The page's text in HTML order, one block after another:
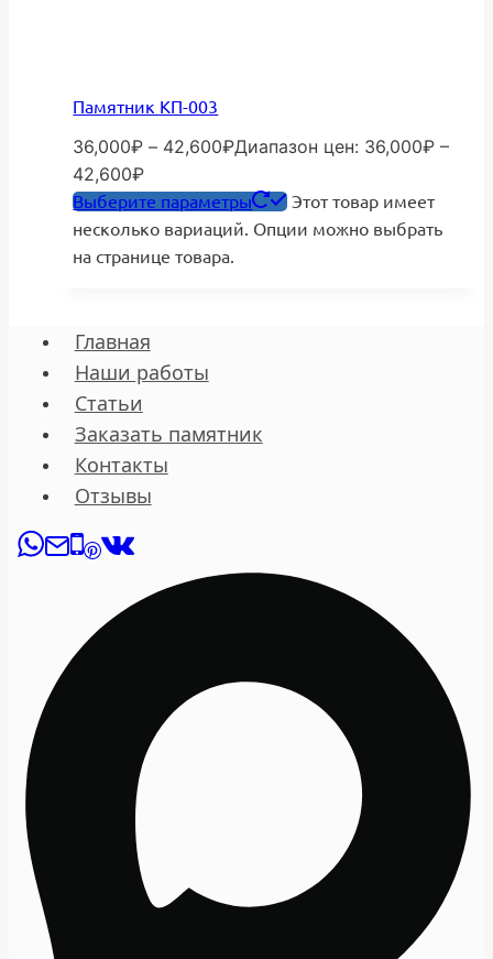
Памятник КП-003
36,000₽ – 42,600₽Диапазон цен: 36,000₽ –
42,600₽
Выберите параметры
Этот товар имеет
несколько вариаций. Опции можно выбрать
на странице товара.
Главная
Наши работы
Статьи
Заказать памятник
Контакты
Отзывы